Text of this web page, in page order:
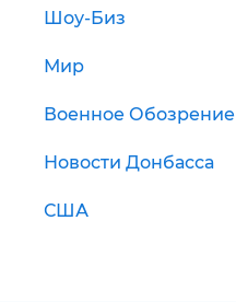
Шоу-Биз
Мир
Военное Обозрение
Новости Донбасса
США